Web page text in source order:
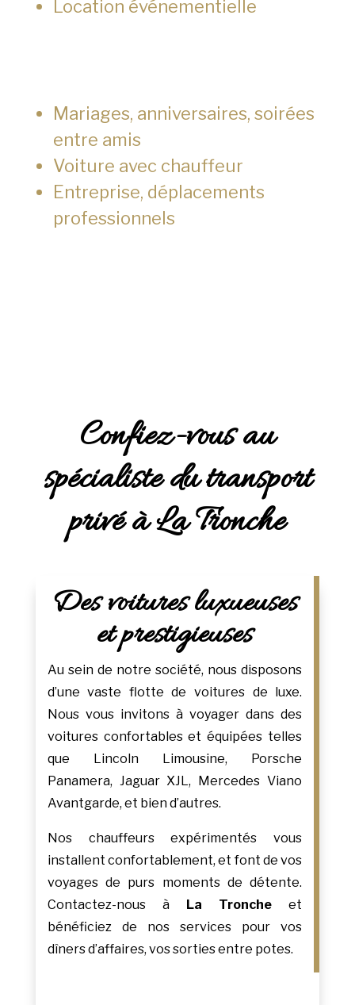
Location événementielle
Mariages, anniversaires, soirées
entre amis
Voiture avec chauffeur
Entreprise, déplacements
professionnels
Confiez-vous au
spécialiste du transport
privé à La Tronche
Des voitures luxueuses
et prestigieuses
Au sein de notre société, nous disposons
d’une vaste flotte de voitures de luxe.
Nous vous invitons à voyager dans des
voitures confortables et équipées telles
que Lincoln Limousine, Porsche
Panamera, Jaguar XJL, Mercedes Viano
Avantgarde, et bien d’autres.
Nos chauffeurs expérimentés vous
installent confortablement, et font de vos
voyages de purs moments de détente.
Contactez-nous à La Tronche et
bénéficiez de nos services pour vos
dîners d’affaires, vos sorties entre potes.